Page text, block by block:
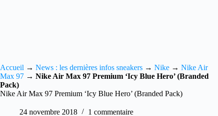
Accueil → News : les dernières infos sneakers → Nike → Nike Air
Max 97 → Nike Air Max 97 Premium ‘Icy Blue Hero’ (Branded
Pack)
Nike Air Max 97 Premium ‘Icy Blue Hero’ (Branded Pack)
24 novembre 2018 1 commentaire